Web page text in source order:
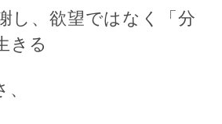
し、欲望ではなく「分
きる